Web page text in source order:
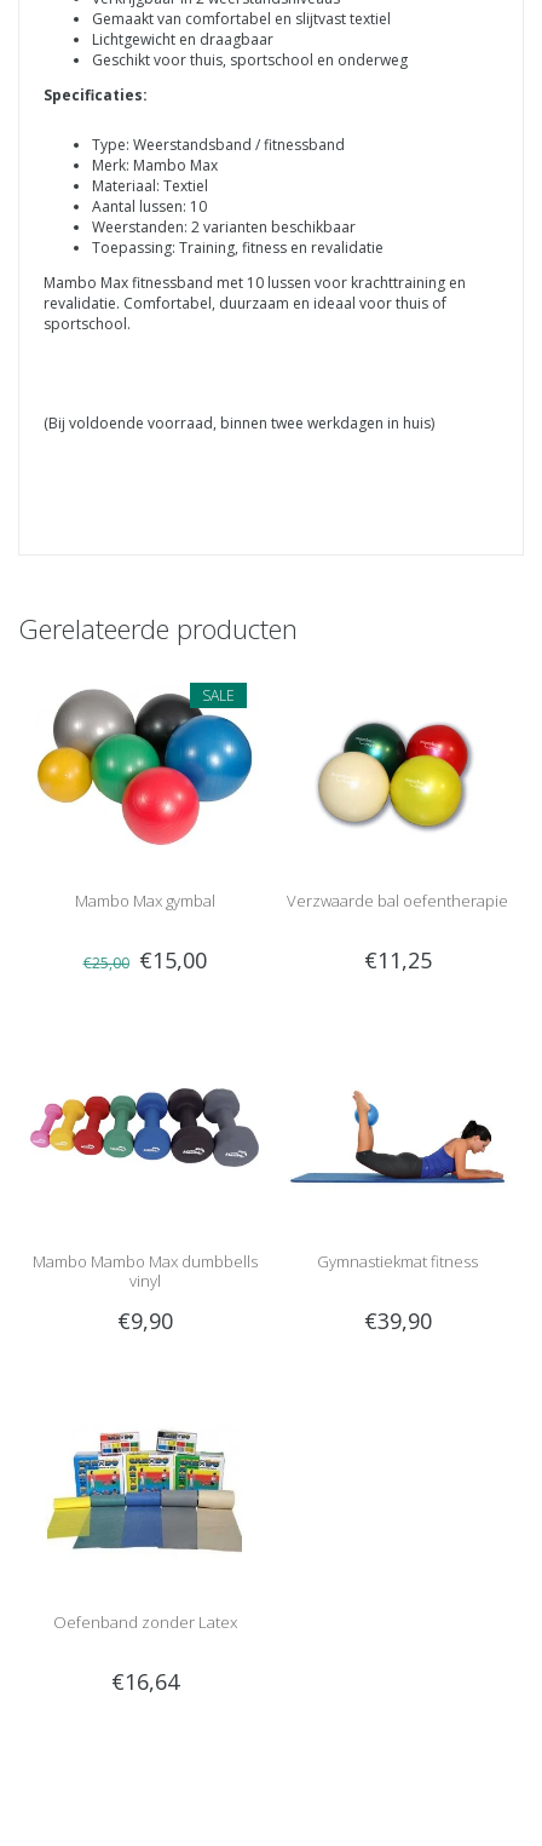
Gemaakt van comfortabel en slijtvast textiel
Lichtgewicht en draagbaar
Geschikt voor thuis, sportschool en onderweg
Specificaties:
Type: Weerstandsband / fitnessband
Merk: Mambo Max
Materiaal: Textiel
Aantal lussen: 10
Weerstanden: 2 varianten beschikbaar
Toepassing: Training, fitness en revalidatie
Mambo Max fitnessband met 10 lussen voor krachttraining en
revalidatie. Comfortabel, duurzaam en ideaal voor thuis of
sportschool.
(Bij voldoende voorraad, binnen twee werkdagen in huis)
Gerelateerde producten
SALE
Mambo Max gymbal
€25,00 €15,00
Verzwaarde bal oefentherapie
€11,25
Mambo Mambo Max dumbbells
vinyl
€9,90
Gymnastiekmat fitness
€39,90
Oefenband zonder Latex
€16,64